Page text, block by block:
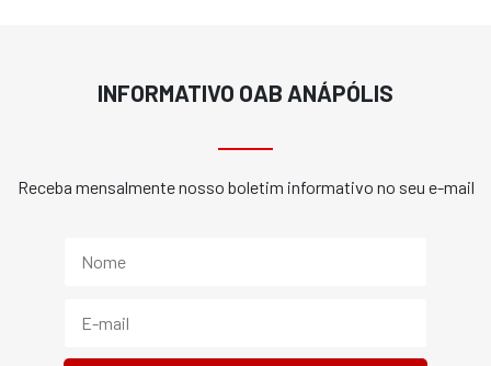
INFORMATIVO OAB ANÁPÓLIS
Receba mensalmente nosso boletim informativo no seu e-mail